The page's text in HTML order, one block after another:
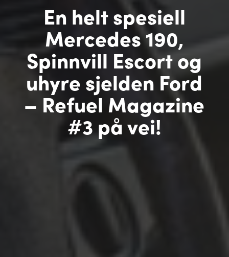
En helt spesiell
Mercedes 190,
Spinnvill Escort og
uhyre sjelden Ford
– Refuel Magazine
#3 på vei!